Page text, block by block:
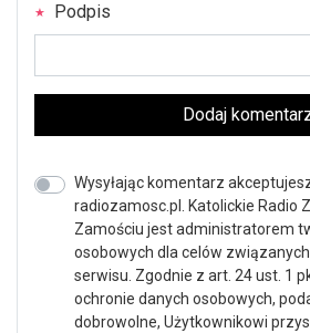
Podpis
Dodaj
Wysyłając komentarz
radiozamosc.pl. Katolickie Radio
Zamościu jest administratorem
osobowych dla celów
serwisu. Zgodnie z art. 24 ust. 1
ochronie danych osobowych,
dobrowolne, Użytkownikowi